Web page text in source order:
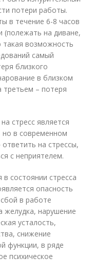
потери работы.
в течение 6-8 часов
(полежать на диване,
такая возможность
самый
близкого
в близком
третьем – потеря
стресс является
но в современном
на стрессы,
с неприятелем.
состоянии стресса
опасность
в работе
желудка, нарушение
усталость,
снижение
функции, в ряде
психическое